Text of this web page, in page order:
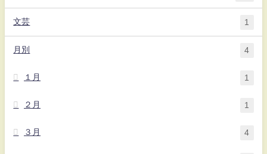
文芸 1
月別 4
１月 1
２月 1
３月 4